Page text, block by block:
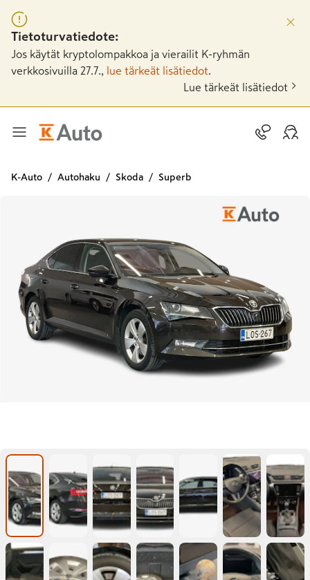
Tietoturvatiedote:
Jos käytät kryptolompakkoa ja vierailit K-ryhmän
verkkosivuilla 27.7.,
lue tärkeät lisätiedot
Lue tärkeät lisätiedot
K-Auto Autohaku Skoda Superb